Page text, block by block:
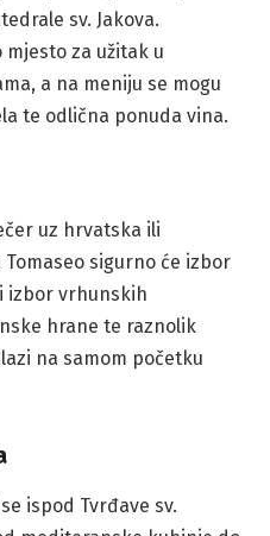
sv. Jakova.
za užitak u
a na meniju se mogu
te odlična ponuda vina.
uz hrvatska ili
sigurno će izbor
izbor vrhunskih
hrane te raznolik
na samom početku
ispod Tvrđave sv.